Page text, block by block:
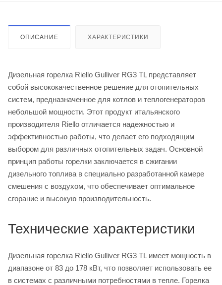
ОПИСАНИЕ ХАРАКТЕРИСТИКИ
Дизельная горелка Riello Gulliver RG3 TL представляет
собой высококачественное решение для отопительных
систем, предназначенное для котлов и теплогенераторов
небольшой мощности. Этот продукт итальянского
производителя Riello отличается надежностью и
эффективностью работы, что делает его подходящим
выбором для различных отопительных задач. Основной
принцип работы горелки заключается в сжигании
дизельного топлива в специально разработанной камере
смешения с воздухом, что обеспечивает оптимальное
сгорание и высокую производительность.
Технические характеристики
Дизельная горелка Riello Gulliver RG3 TL имеет мощность в
диапазоне от 83 до 178 кВт, что позволяет использовать ее
в системах с различными потребностями в тепле. Горелка